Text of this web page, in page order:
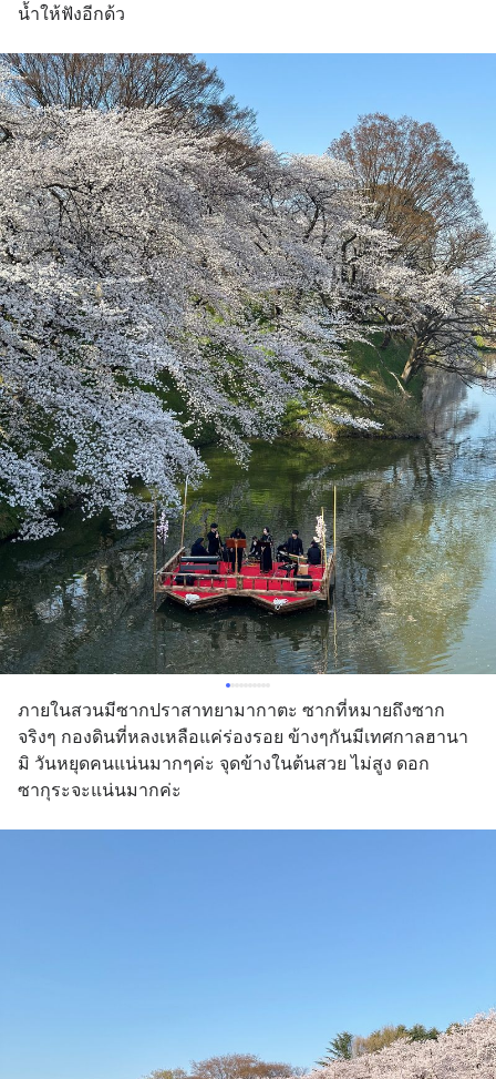
น้ำให้ฟังอีกด้ว
ภายในสวนมีซากปราสาทยามากาตะ ซากที่หมายถึงซาก
จริงๆ กองดินที่หลงเหลือแค่ร่องรอย ข้างๆกันมีเทศกาลฮานา
มิ วันหยุดคนแน่นมากๆค่ะ จุดข้างในต้นสวย ไม่สูง ดอก
ซากุระจะแน่นมากค่ะ